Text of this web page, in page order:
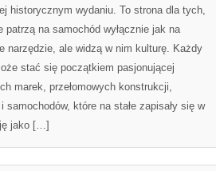
historycznym wydaniu. To strona dla tych,
patrzą na samochód wyłącznie jak na
narzędzie, ale widzą w nim kulturę. Każdy
stać się początkiem pasjonującej
marek, przełomowych konstrukcji,
które na stałe zapisały się w
jako […]